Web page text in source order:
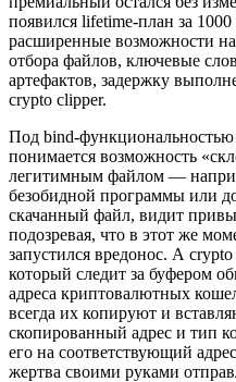
появился lifetime-план за
расширенные возможности
отбора файлов, ключевые
артефактов, задержку
crypto clipper.
Под bind-функциональностью
понимается возможность
легитимным файлом —
безобидной программы или
скачанный файл, видит
подозревая, что в этот же
запустился вредонос. А
который следит за буфером
адреса криптовалютных
всегда их копируют и
скопированный адрес и тип
его на соответствующий
жертва своими руками